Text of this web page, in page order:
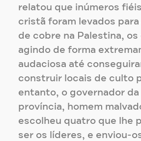
relatou que inúmeros
cristã foram levados para
de cobre na Palestina, os
agindo de forma
audaciosa até
construir locais de culto
entanto, o governador da
província, homem
escolheu quatro que lhe
ser os líderes, e enviou-